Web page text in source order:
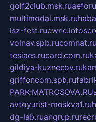
golf2club.msk.ru
multimodal.msk.ru
isz-fest.ruewnc.info
volnav.spb.rucomnat.ru
tesiaes.rucard.com.ru
gildiya-kuznecov.ru
griffoncom.spb.ru
PARK-MATROSOVA.RU
avtoyurist-moskva1.ru
dg-lab.ruangrup.ru